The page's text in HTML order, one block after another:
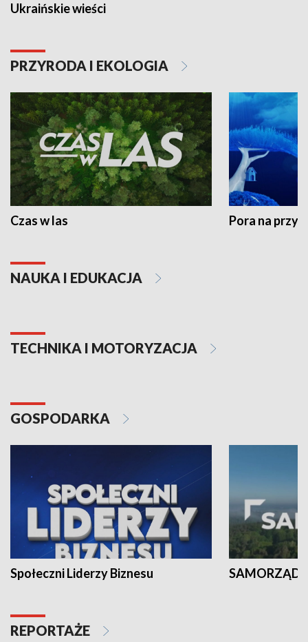
Ukraińskie wieści
PRZYRODA I EKOLOGIA
Czas w las Pora na
NAUKA I EDUKACJA
TECHNIKA I MOTORYZACJA
GOSPODARKA
Społeczni Liderzy Biznesu SAMORZĄD
REPORTAŻE